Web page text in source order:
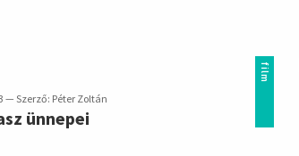
film
— Szerző: Péter Zoltán
ünnepei